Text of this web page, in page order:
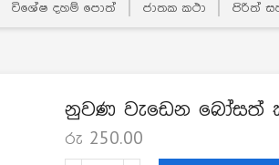
විශේෂ දහම් පොත් ජාතක කථා පිරිත්
නුවණ වැඩෙන බෝසත්
රු 250.00